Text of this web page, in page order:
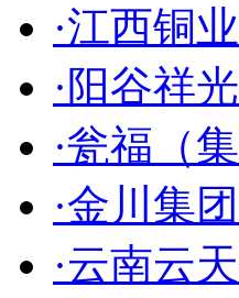
·江西铜
·阳谷祥
·瓮福（
·金川集
·云南云